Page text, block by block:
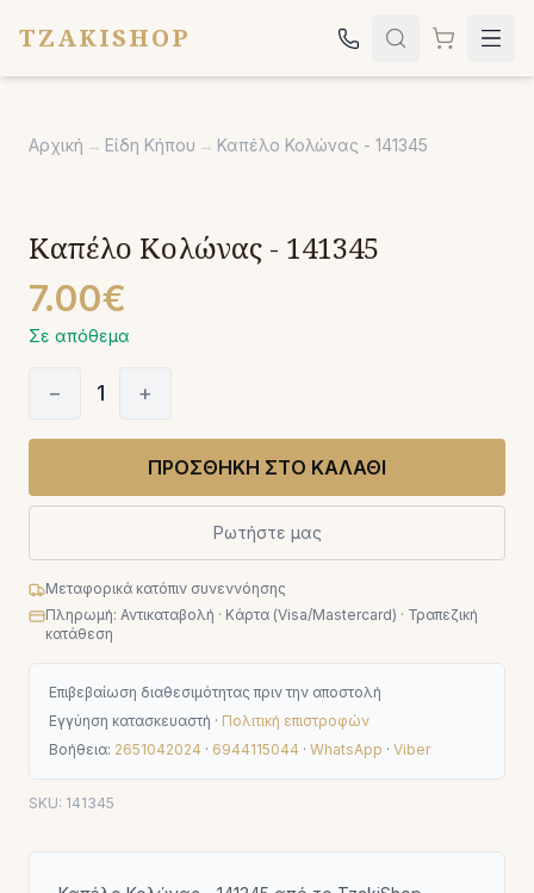
TZAKISHOP
Σόμπες
Κήπος
Εκκλησιαστικά
Σχετικά
Επικοινωνία
Καλέστε μας:2651042024
Αρχική → Είδη Κήπου → Καπέλο Κολώνας - 141345
Καπέλο Κολώνας - 141345
7.00€
Σε απόθεμα
− 1 +
ΠΡΟΣΘΗΚΗ ΣΤΟ ΚΑΛΑΘΙ
Ρωτήστε μας
Μεταφορικά κατόπιν συνεννόησης
Πληρωμή: Αντικαταβολή · Κάρτα (Visa/Mastercard) · Τραπεζική
κατάθεση
Επιβεβαίωση διαθεσιμότητας πριν την αποστολή
Εγγύηση κατασκευαστή · Πολιτική επιστροφών
Βοήθεια: 2651042024 · 6944115044 · WhatsApp · Viber
SKU: 141345